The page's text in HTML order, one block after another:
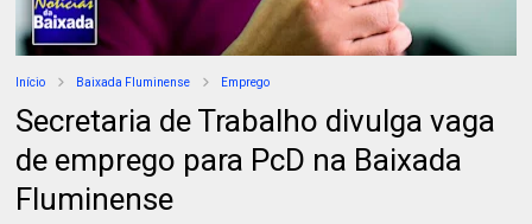
Início Baixada Fluminense Emprego
Secretaria de Trabalho divulga vaga
de emprego para PcD na Baixada
Fluminense